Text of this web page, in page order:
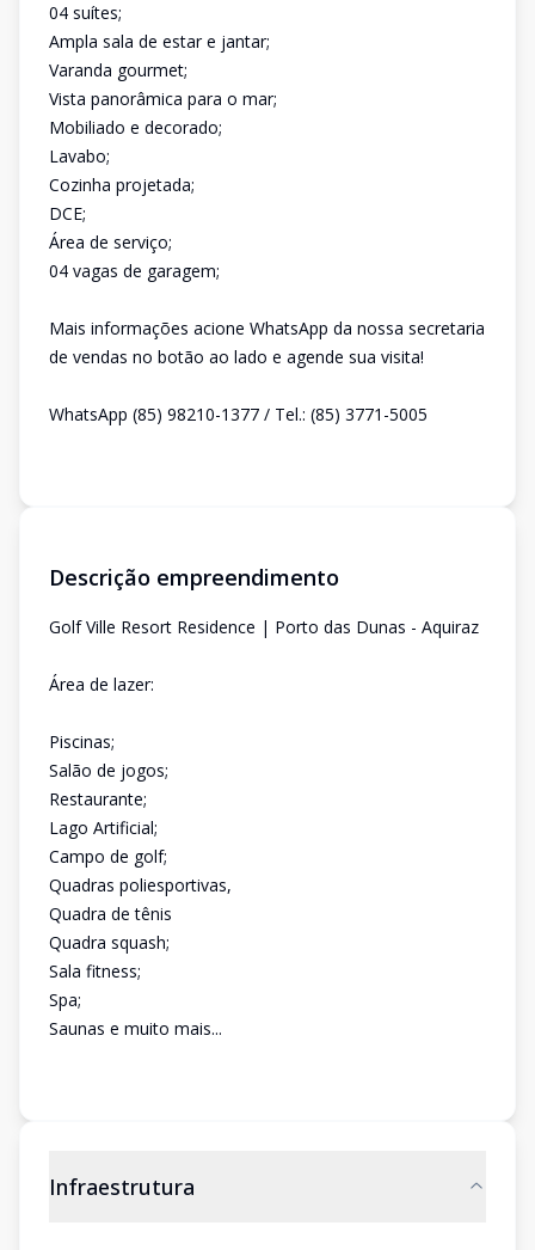
04 suítes;
Ampla sala de estar e jantar;
Varanda gourmet;
Vista panorâmica para o mar;
Mobiliado e decorado;
Lavabo;
Cozinha projetada;
DCE;
Área de serviço;
04 vagas de garagem;
Mais informações acione WhatsApp da nossa secretaria
de vendas no botão ao lado e agende sua visita!
WhatsApp (85) 98210-1377 / Tel.: (85) 3771-5005
Descrição empreendimento
Golf Ville Resort Residence | Porto das Dunas - Aquiraz
Área de lazer:
Piscinas;
Salão de jogos;
Restaurante;
Lago Artificial;
Campo de golf;
Quadras poliesportivas,
Quadra de tênis
Quadra squash;
Sala fitness;
Spa;
Saunas e muito mais...
Infraestrutura